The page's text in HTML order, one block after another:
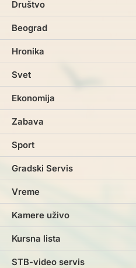
Društvo
Beograd
Hronika
Svet
Ekonomija
Zabava
Sport
Gradski Servis
Vreme
Kamere uživo
Kursna lista
STB-video servis